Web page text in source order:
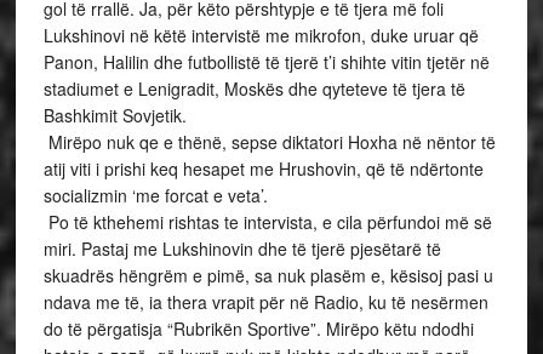
gol të rrallë. Ja, për këto përshtypje e të tjera më foli
Lukshinovi në këtë intervistë me mikrofon, duke uruar që
Panon, Halilin dhe futbollistë të tjerë t’i shihte vitin tjetër në
stadiumet e Lenigradit, Moskës dhe qyteteve të tjera të
Bashkimit Sovjetik.
Mirëpo nuk qe e thënë, sepse diktatori Hoxha në nëntor të
atij viti i prishi keq hesapet me Hrushovin, që të ndërtonte
socializmin ‘me forcat e veta’.
Po të kthehemi rishtas te intervista, e cila përfundoi më së
miri. Pastaj me Lukshinovin dhe të tjerë pjesëtarë të
skuadrës hëngrëm e pimë, sa nuk plasëm e, kësisoj pasi u
ndava me të, ia thera vrapit për në Radio, ku të nesërmen
do të përgatisja “Rubrikën Sportive”. Mirëpo këtu ndodhi